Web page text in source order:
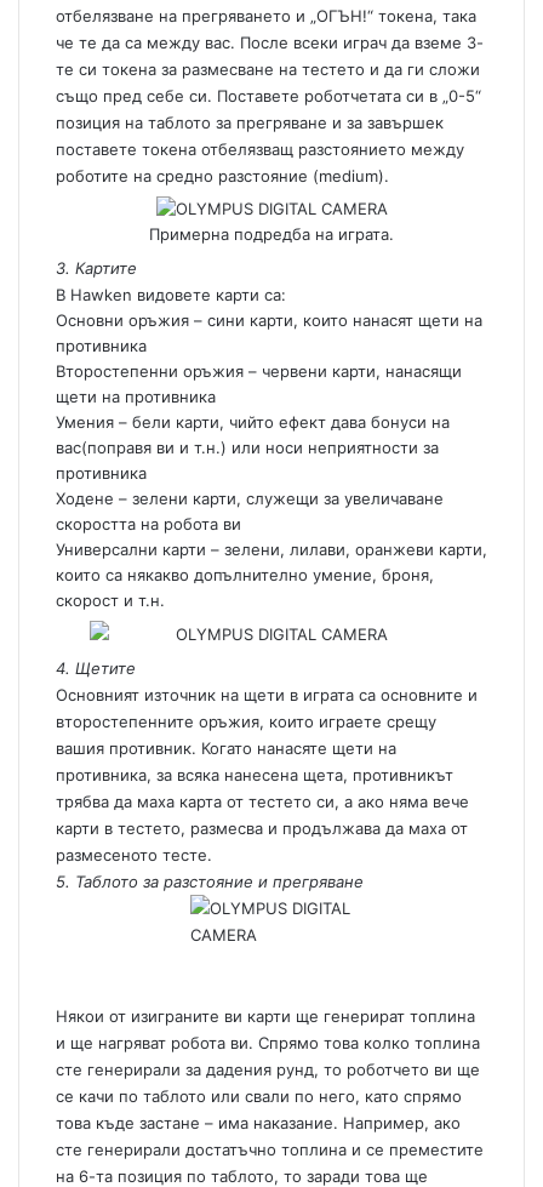
отбелязване на прегряването и „ОГЪН!“ токена, така
че те да са между вас. После всеки играч да вземе 3-
те си токена за размесване на тестето и да ги сложи
също пред себе си. Поставете роботчетата си в „0-5“
позиция на таблото за прегряване и за завършек
поставете токена отбелязващ разстоянието между
роботите на средно разстояние (medium).
Примерна подредба на играта.
3. Картите
В Hawken видовете карти са:
Основни оръжия – сини карти, които нанасят щети на
противника
Второстепенни оръжия – червени карти, нанасящи
щети на противника
Умения – бели карти, чийто ефект дава бонуси на
вас(поправя ви и т.н.) или носи неприятности за
противника
Ходене – зелени карти, служещи за увеличаване
скоростта на робота ви
Универсални карти – зелени, лилави, оранжеви карти,
които са някакво допълнително умение, броня,
скорост и т.н.
4. Щетите
Основният източник на щети в играта са основните и
второстепенните оръжия, които играете срещу
вашия противник. Когато нанасяте щети на
противника, за всяка нанесена щета, противникът
трябва да маха карта от тестето си, а ако няма вече
карти в тестето, размесва и продължава да маха от
размесеното тесте.
5. Таблото за разстояние и прегряване
Някои от изиграните ви карти ще генерират топлина
и ще нагряват робота ви. Спрямо това колко топлина
сте генерирали за дадения рунд, то роботчето ви ще
се качи по таблото или свали по него, като спрямо
това къде застане – има наказание. Например, ако
сте генерирали достатъчно топлина и се преместите
на 6-та позиция по таблото, то заради това ще